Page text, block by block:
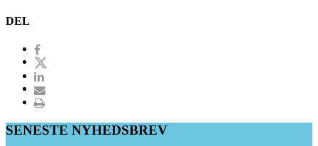
DEL
SENESTE NYHEDSBREV